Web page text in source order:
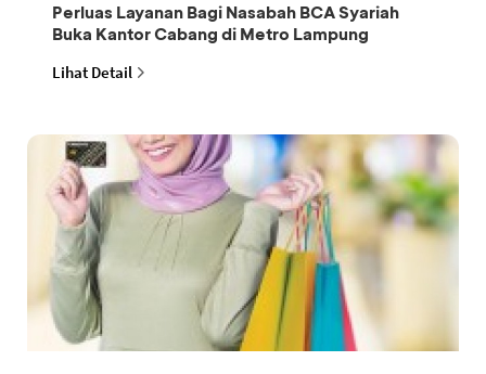
Perluas Layanan Bagi Nasabah BCA Syariah
Buka Kantor Cabang di Metro Lampung
Lihat Detail